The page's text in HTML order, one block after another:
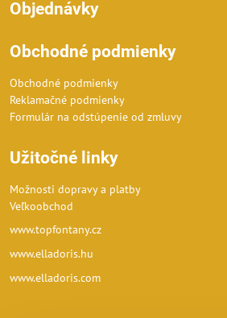
Objednávky
Obchodné podmienky
Obchodné podmienky
Reklamačné podmienky
Formulár na odstúpenie od zmluvy
Užitočné linky
Možnosti dopravy a platby
Veľkoobchod
www.topfontany.cz
www.elladoris.hu
www.elladoris.com